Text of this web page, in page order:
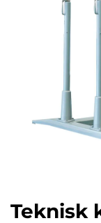
Teknisk